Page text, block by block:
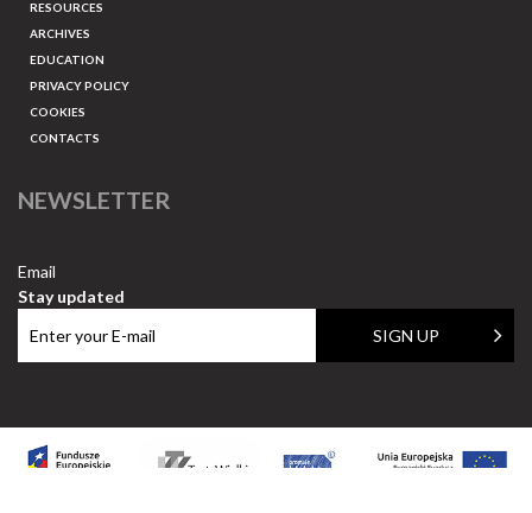
RESOURCES
ARCHIVES
EDUCATION
PRIVACY POLICY
COOKIES
CONTACTS
NEWSLETTER
Email
Stay updated